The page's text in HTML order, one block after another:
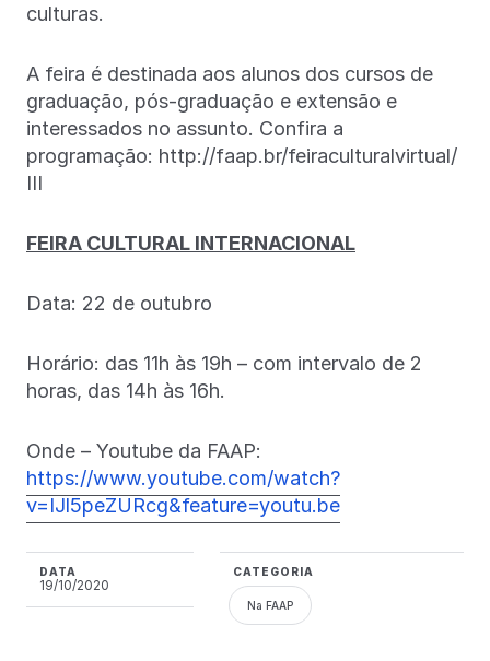
culturas.
A feira é destinada aos alunos dos cursos de
graduação, pós-graduação e extensão e
interessados no assunto. Confira a
programação: http://faap.br/feiraculturalvirtual/
III
FEIRA CULTURAL INTERNACIONAL
Data: 22 de outubro
Horário: das 11h às 19h – com intervalo de 2
horas, das 14h às 16h.
Onde – Youtube da FAAP:
https://www.youtube.com/watch?
v=IJl5peZURcg&feature=youtu.be
DATA
19/10/2020
CATEGORIA
Na FAAP